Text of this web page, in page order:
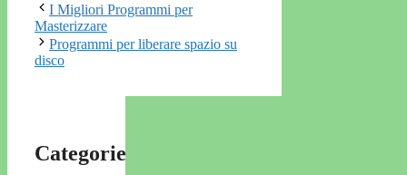
I Migliori Programmi per
Masterizzare
Programmi per liberare spazio su
disco
Categorie